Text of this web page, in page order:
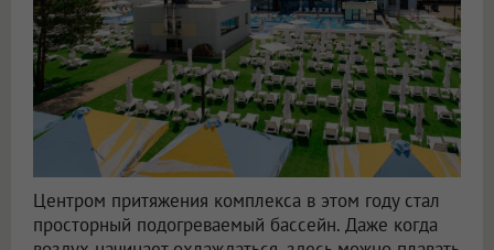
Центром притяжения комплекса в этом году стал
просторный подогреваемый бассейн. Даже когда